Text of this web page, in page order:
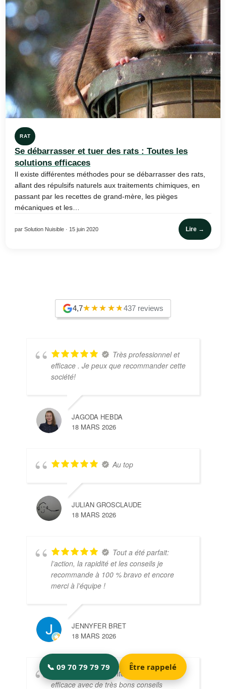
RAT
Se débarrasser et tuer des rats : Toutes les
solutions efficaces
Il existe différentes méthodes pour se débarrasser des rats,
allant des répulsifs naturels aux traitements chimiques, en
passant par les recettes de grand-mère, les pièges
mécaniques et les…
par Solution Nuisible · 15 juin 2020 Lire →
4,7 437 reviews
Très professionnel et
efficace . Je peux que recommander cette
société!
JAGODA HEBDA
18 MARS 2026
Au top
JULIAN GROSCLAUDE
18 MARS 2026
Tout a été parfait:
l’action, la rapidité et les conseils je
recommande à 100 % bravo et encore
merci à l’équipe !
JENNYFER BRET
18 MARS 2026
Intervention très
efficace avec de très bons conseils